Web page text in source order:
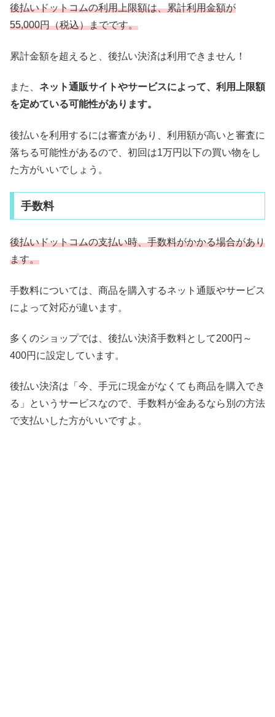
後払いドットコムの利用上限額は、累計利用金額が
55,000円（税込）までです。
累計金額を超えると、後払い決済は利用できません！
また、 ネット通販サイトやサービスによって、利用上限額
を定めている可能性があります。
後払いを利用するには審査があり、利用額が高いと審査に
落ちる可能性があるので、初回は1万円以下の買い物をし
た方がいいでしょう。
手数料
後払いドットコムの支払い時、手数料がかかる場合があり
ます。
手数料については、商品を購入するネット通販やサービス
によって対応が違います。
多くのショップでは、後払い決済手数料として200円～
400円に設定しています。
後払い決済は「今、手元に現金がなくても商品を購入でき
る」というサービスなので、手数料が金あるなら別の方法
で支払いした方がいいですよ。